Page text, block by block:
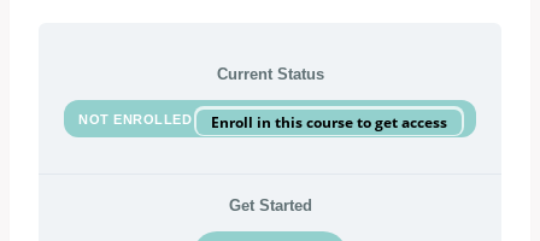
Current Status
NOT ENROLLED Enroll in this course to get access
Get Started